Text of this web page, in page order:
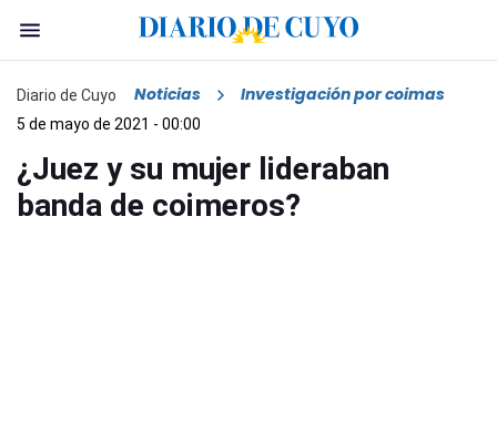
Diario de Cuyo Noticias Investigación por coimas
5 de mayo de 2021 - 00:00
¿Juez y su mujer lideraban
banda de coimeros?